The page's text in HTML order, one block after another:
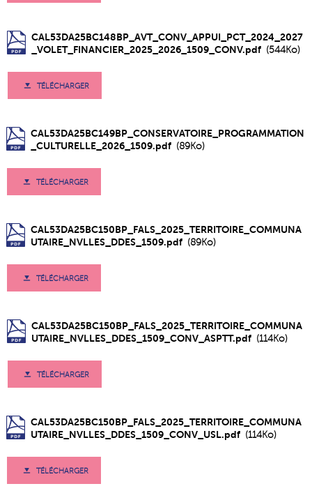
CAL53DA25BC148BP_AVT_CONV_APPUI_PCT_2024_2027
_VOLET_FINANCIER_2025_2026_1509_CONV.pdf (544Ko)
TÉLÉCHARGER
CAL53DA25BC149BP_CONSERVATOIRE_PROGRAMMATION
_CULTURELLE_2026_1509.pdf (89Ko)
TÉLÉCHARGER
CAL53DA25BC150BP_FALS_2025_TERRITOIRE_COMMUNA
UTAIRE_NVLLES_DDES_1509.pdf (89Ko)
TÉLÉCHARGER
CAL53DA25BC150BP_FALS_2025_TERRITOIRE_COMMUNA
UTAIRE_NVLLES_DDES_1509_CONV_ASPTT.pdf (114Ko)
TÉLÉCHARGER
CAL53DA25BC150BP_FALS_2025_TERRITOIRE_COMMUNA
UTAIRE_NVLLES_DDES_1509_CONV_USL.pdf (114Ko)
TÉLÉCHARGER